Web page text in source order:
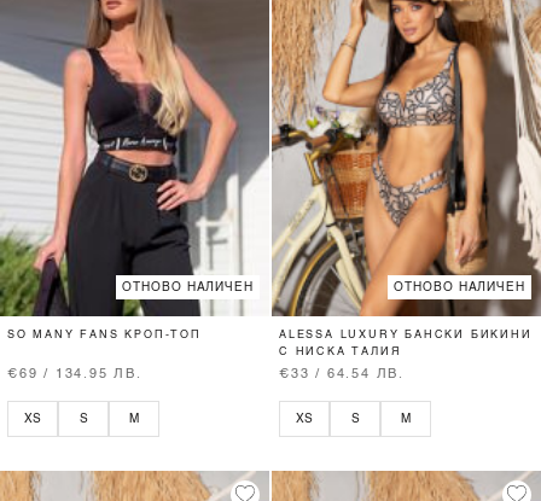
ОТНОВО НАЛИЧЕН
SO MANY FANS КРОП-ТОП
€69 / 134.95 ЛВ.
XS S M
ОТНОВО НАЛИЧЕН
ALESSA LUXURY БАНСКИ БИКИНИ
С НИСКА ТАЛИЯ
€33 / 64.54 ЛВ.
XS S M